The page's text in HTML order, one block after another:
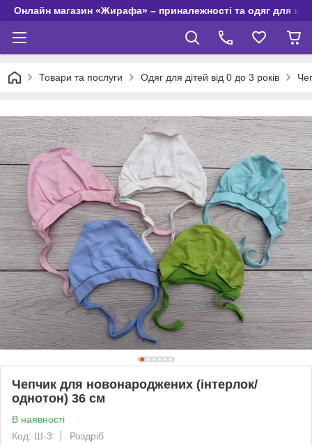
Онлайн магазин «Жирафа» – приналежності та одяг для
Товари та послуги Одяг для дітей від 0 до 3 років
Чепчик для новонароджених (інтерлок/
однотон) 36 см
В наявності
Код: Ш-3
Роздріб